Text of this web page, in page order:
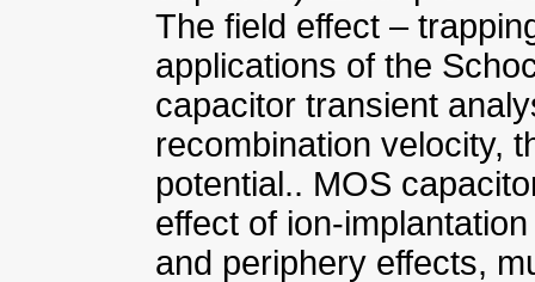
The field effect –
applications of the
capacitor transient
recombination velocity,
potential.. MOS
effect of ion-
and periphery effects,